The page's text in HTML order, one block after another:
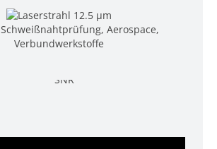
Schweißnahtprüfung, Aerospace,
Verbundwerkstoffe